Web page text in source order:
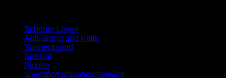
Schöner Lesen
Aufklärung und Kritik
Sonnenbrand
Spezial
Pakete
unendlich unwahrscheinlich